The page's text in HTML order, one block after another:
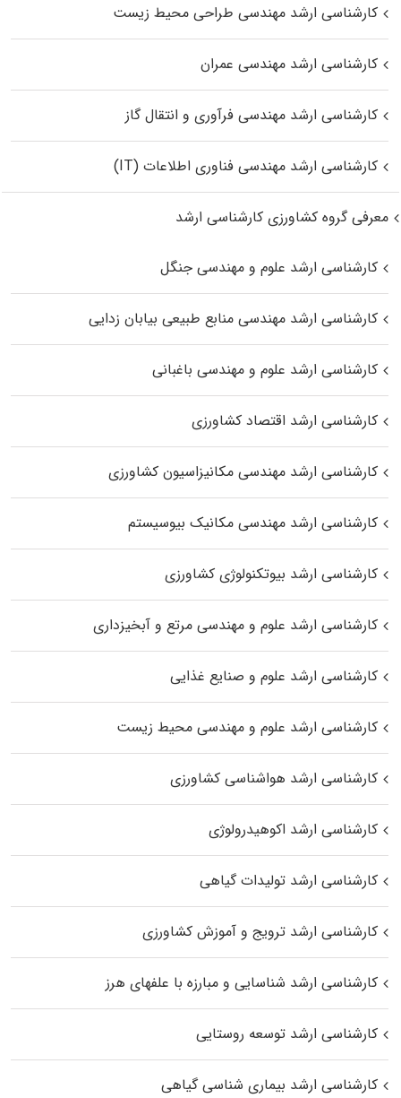
کارشناسی ارشد مهندسی طراحی محیط زیست
کارشناسی ارشد مهندسی عمران
کارشناسی ارشد مهندسی فرآوری و انتقال گاز
کارشناسی ارشد مهندسی فناوری اطلاعات (IT)
معرفی گروه کشاورزی کارشناسی ارشد
کارشناسی ارشد علوم و مهندسی جنگل
کارشناسی ارشد مهندسی منابع طبیعی بیابان زدایی
کارشناسی ارشد علوم و مهندسی باغبانی
کارشناسی ارشد اقتصاد کشاورزی
کارشناسی ارشد مهندسی مکانیزاسیون کشاورزی
کارشناسی ارشد مهندسی مکانیک بیوسیستم
کارشناسی ارشد بیوتکنولوژی کشاورزی
کارشناسی ارشد علوم و مهندسی مرتع و آبخیزداری
کارشناسی ارشد علوم و صنایع غذایی
کارشناسی ارشد علوم و مهندسی محیط زیست
کارشناسی ارشد هواشناسی کشاورزی
کارشناسی ارشد اکوهیدرولوژی
کارشناسی ارشد تولیدات گیاهی
کارشناسی ارشد ترویج و آموزش کشاورزی
کارشناسی ارشد شناسایی و مبارزه با علفهای هرز
کارشناسی ارشد توسعه روستایی
کارشناسی ارشد بیماری‌ شناسی گیاهی